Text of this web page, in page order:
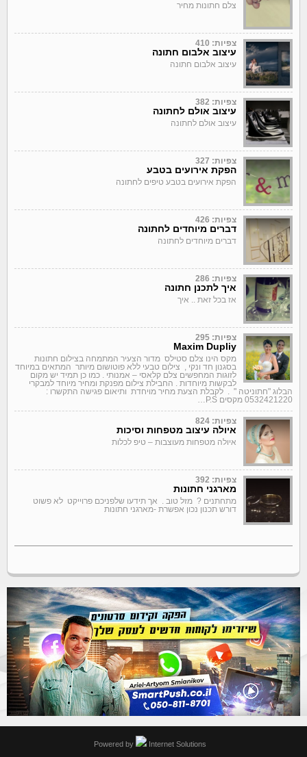
צלם חתונות מחיר
צפיות: 410
עיצוב אלבום חתונה
עיצוב אלבום חתונה
צפיות: 382
עיצוב אולם לחתונה
עיצוב אולם לחתונה
צפיות: 327
הפקת אירועים בטבע
הפקת אירועים בטבע טיפים לחתונה
צפיות: 426
דברים מיוחדים לחתונה
דברים מיוחדים לחתונה
צפיות: 286
איך לתכנן חתונה
אז בכל זאת .. איך
צפיות: 295
Maxim Dupliy
מקס הינו צלם סטילס מדור הצעיר המתמחה בצילום חתונות
בסגנון חד ונקי , צילום טבעי ללא פוטושום מיותר המתאים במיוחד
לזוגות המחפשים צלם קלאסי – אמנותי . כמו כן תמיד יש מקום
לבקשות מיוחדות . החבילת צילום מפנקת ומחיר מיוחד למבקרי
הבלוג "חתוניטה " . לקבלת הצעת מחיר מויחדת ותיאום פגישה התקשרו :
0532421220 מקסים P.S…
צפיות: 824
איולה עיצוב מטפחות וסיכות
איולה מטפחות מעוצבות – טיפ לכלות
צפיות: 392
מארגני חתונות
מתחתנים ? מזל טוב . אך תידעו שלפניכם פרוייקט לא פשוט
דורש תכנון נכון אפשרת -מארגני חתונות
Powered by
Internet Solutions